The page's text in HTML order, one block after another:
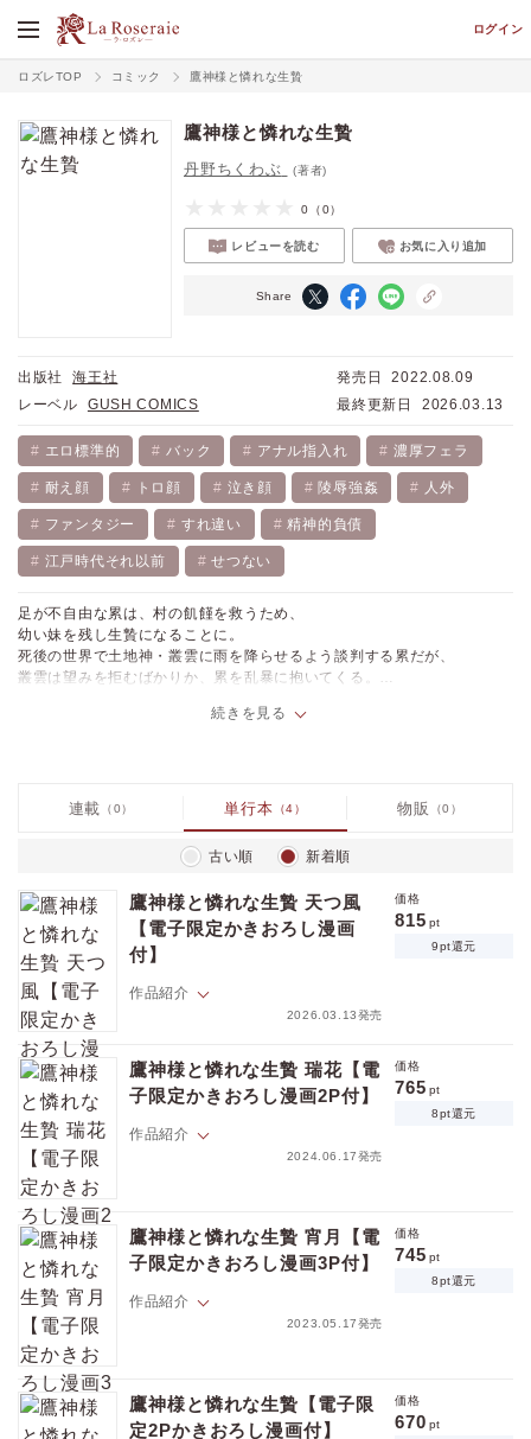
ログイン
ロズレTOP コミック 鷹神様と憐れな生贄
鷹神様と憐れな生贄
丹野ちくわぶ (著者)
0 （0）
レビューを読む お気に入り追加
Share
出版社
海王社
レーベル
GUSH COMICS
発売日
2022.08.09
最終更新日
2026.03.13
エロ標準的 バック アナル指入れ 濃厚フェラ
耐え顔 トロ顔 泣き顔 陵辱強姦 人外
ファンタジー すれ違い 精神的負債
江戸時代それ以前 せつない
足が不自由な累は、村の飢饉を救うため、
幼い妹を残し生贄になることに。
死後の世界で土地神・叢雲に雨を降らせるよう談判する累だが、
叢雲は望みを拒むばかりか、累を乱暴に抱いてくる。
累を傷つけながらも苦しそうに懇願する叢雲に、累はその本心を知りた
甘く切なく、魂輝く救済愛
★雑誌掲載時のカラーを完全収録!!
★★電子のみで楽しめるスペシャル修正仕様★★
続きを見る
連載 （0） 単行本 （4） 物販 （0）
古い順 新着順
鷹神様と憐れな生贄 天つ風
【電子限定かきおろし漫画
付】
作品紹介
2026.03.13発売
価格
815 pt
9pt還元
土地神・叢雲と番になった元人間の燕は、神気を身に着けてますます元
気な子供たち・秋霖、催花と竜の子・環と今日も賑やかな毎日を満喫
中。
そんな中、禁域の封印が解けて怨念が放たれ、叢雲は家族を守った代償
に記憶を失ってしまう。
自分を忘れられても愛おしい人の力になろうと寄り添う燕に、
叢雲は再び心惹かれていくが……!?
★初出時のカラーを完全収録!!
鷹神様と憐れな生贄 瑞花【電
子限定かきおろし漫画2P付】
作品紹介
2024.06.17発売
価格
765 pt
8pt還元
「お前が大切なんだ 失いたくない」
土地神・叢雲と番になった元生贄の人間・燕は、
双子の催花と秋霖、救った龍の子・環と屋敷の仲間たちに囲まれ、
賑やかで満ち足りた日々を送っていた。
そんな中、環が外出中に蟒蛇に襲われ、毒に伏してしまう。
環を救うために何でもしたいと願う燕だが、
叢雲は愛する燕に無理をさせたくないと
すれ違いが生まれ――…!?
★雑誌掲載時のカラーを完全収録!!
★★電子のみで楽しめるスペシャル修正仕様★★
鷹神様と憐れな生贄 宵月【電
子限定かきおろし漫画3P付】
作品紹介
2023.05.17発売
価格
745 pt
8pt還元
土地神・叢雲と想いを通じ合わせ、生贄の立場から番になった燕。
二人の子宝にも恵まれ、甘く幸せいっぱいの日々。
しかし叢雲の昔馴染みの神・凍凪が
鷹神様と憐れな生贄【電子限
定2Pかきおろし漫画付】
価格
670 pt
pt還元